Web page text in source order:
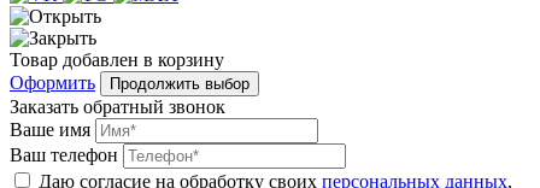
Товар добавлен в корзину
Оформить
Продолжить выбор
Заказать обратный звонок
Ваше имя
Ваш телефон
Даю согласие на обработку своих персональных данных,